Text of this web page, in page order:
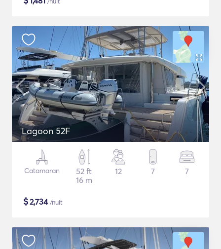
Lagoon 52F
Catamaran
52 ft
16 m
12 7 7
$2,734/nuit